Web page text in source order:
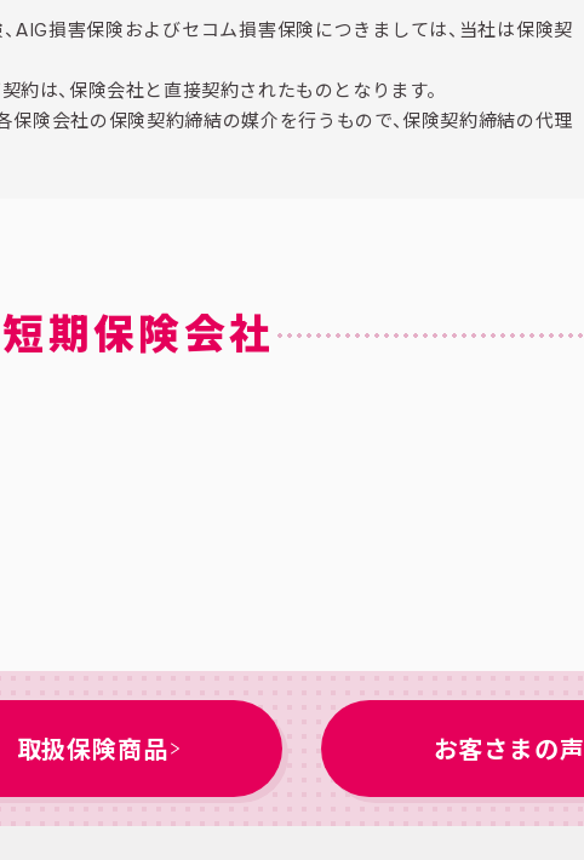
AIG損害保険およびセコム損害保険につきましては、当社は保険契
約は、保険会社と直接契約されたものとなります。
保険会社の保険契約締結の媒介を行うもので、保険契約締結の代理
期保険会社
取扱保険商品 お客さまの声